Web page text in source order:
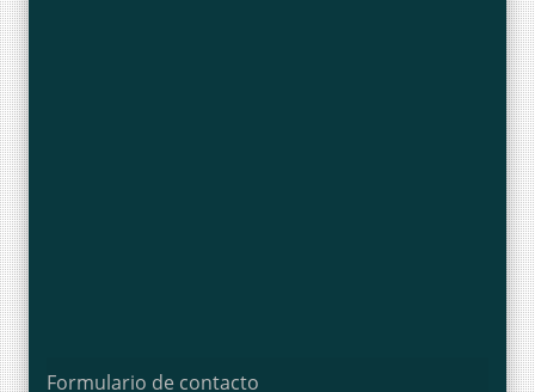
Formulario de contacto